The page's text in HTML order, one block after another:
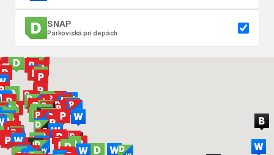
SNAP
Parkoviská pri depách